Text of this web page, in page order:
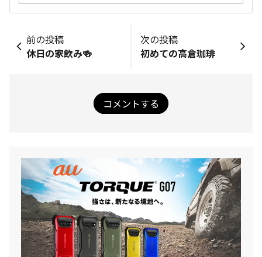
前の投稿
休日の家飲み🍻
次の投稿
初めての高倉珈琲
コメントする